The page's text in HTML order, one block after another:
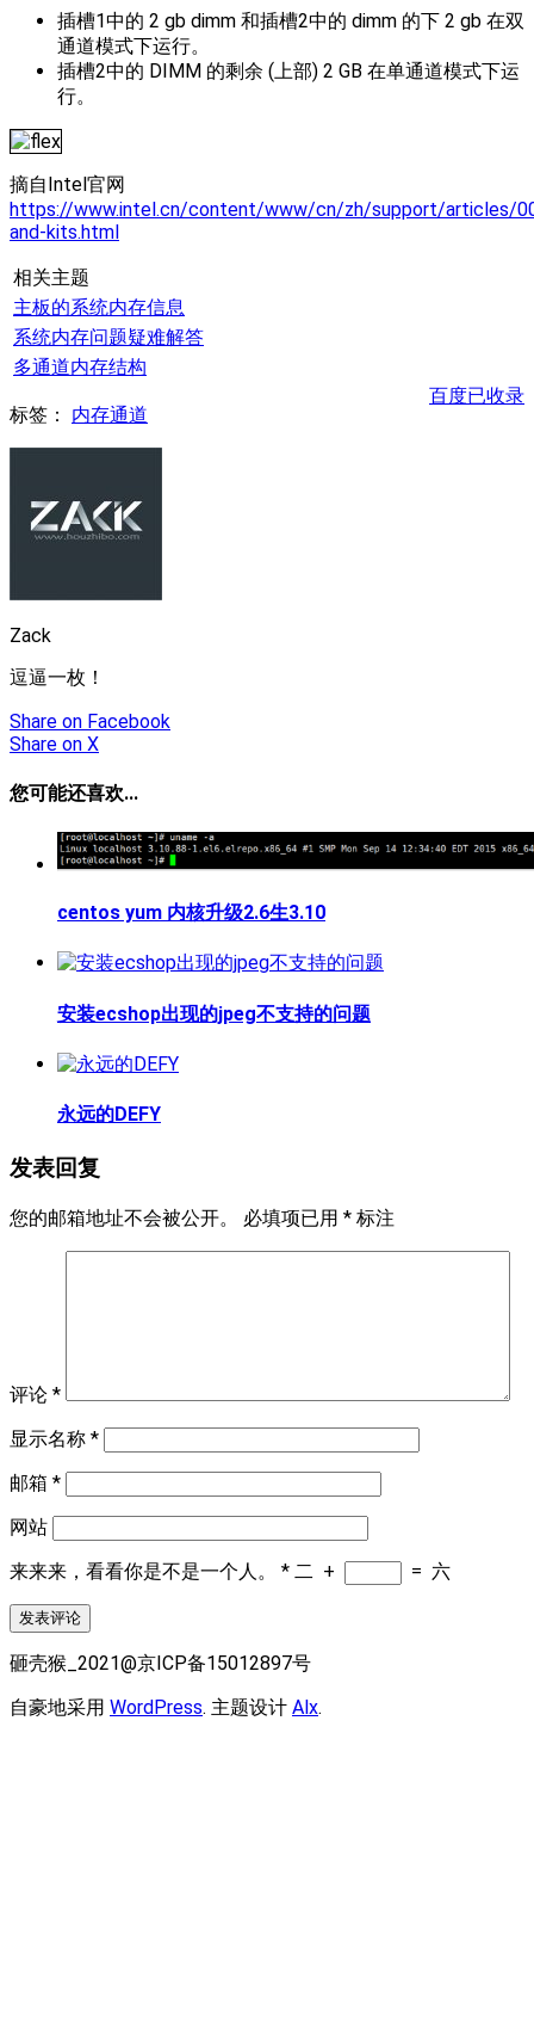
插槽1中的 2 gb dimm 和插槽2中的 dimm 的下 2 gb 在双
通道模式下运行。
插槽2中的 DIMM 的剩余 (上部) 2 GB 在单通道模式下运
行。
摘自Intel官网
https://www.intel.cn/content/www/cn/zh/support/articles/
and-kits.html
相关主题
主板的系统内存信息
系统内存问题疑难解答
多通道内存结构
百度已收录
标签：
内存通道
Zack
逗逼一枚！
Share on Facebook
Share on X
您可能还喜欢...
centos yum 内核升级2.6生3.10
安装ecshop出现的jpeg不支持的问题
永远的DEFY
发表回复
您的邮箱地址不会被公开。 必填项已用 * 标注
评论 *
显示名称 *
邮箱 *
网站
来来来，看看你是不是一个人。
* 二 + = 六
砸壳猴_2021@京ICP备15012897号
自豪地采用 WordPress. 主题设计 Alx.